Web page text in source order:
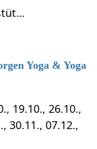
Yoga & Yoga
19.10., 26.10.,
30.11., 07.12.,